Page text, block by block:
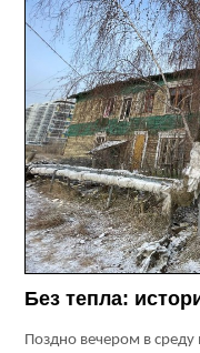
Без тепла:
Поздно вечером в